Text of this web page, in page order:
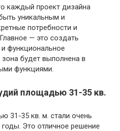
каждый проект дизайна
уникальным и
потребности и
— это создать
функциональное
будет выполнена в
функциями.
площадью 31-35 кв.
31-35 кв. м. стали очень
Это отличное решение